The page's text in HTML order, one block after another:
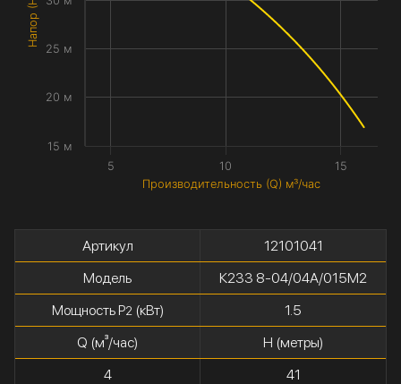
Производительность (Q) м³/час
10
5 15
15 м
20 м
25 м
Артикул
12101041
Модель
К233 8-04/04А/015М2
Мощность P2 (кВт)
1.5
Q (м³/час)
H (метры)
4
41